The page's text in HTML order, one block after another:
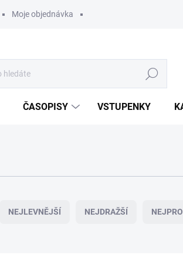
Moje objednávka
Hledat
ČASOPISY VSTUPENKY
NEJLEVNĚJŠÍ NEJDRAŽŠÍ